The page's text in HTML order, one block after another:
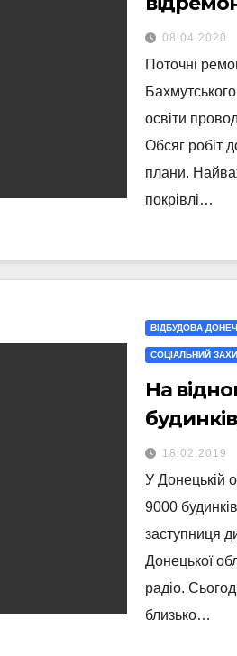
08.04.2020
Поточні
освіти
Обсяг робіт
плани.
покрівлі…
ВІДБУДОВА
СОЦІАЛЬНИЙ
На
18.02.2019
У Донецькій
9000
заступниця
Донецької
радіо.
близько…